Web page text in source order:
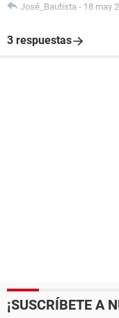
José_Bautista - 18 may
3 respuestas
¡SUSCRÍBETE A